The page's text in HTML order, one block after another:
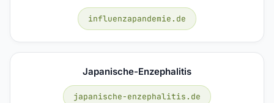
influenzapandemie.de
Japanische-Enzephalitis
japanische-enzephalitis.de